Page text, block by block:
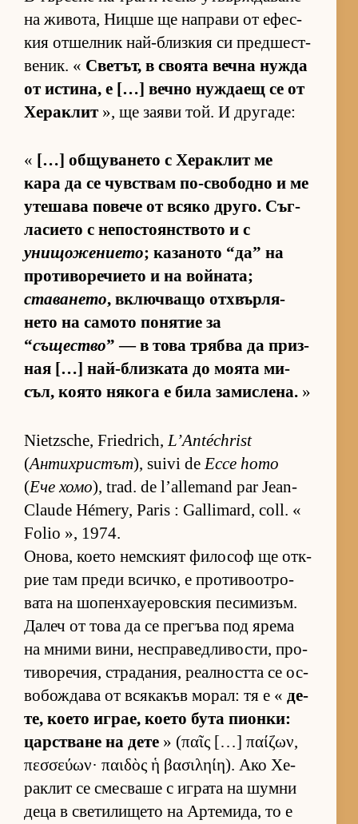
на жи­во­та, Ницше ще нап­рави от ефес­
кия от­шел­ник най-близ­кия си пред­шес­т­
ве­ник. « Све­тът, в сво­ята вечна нужда
от ис­ти­на, е […] вечно нуж­даещ се от
Хе­рак­лит », ще за­яви той. И дру­га­де:
« […] об­щу­ва­нето с Хе­рак­лит ме
кара да се чув­с­т­вам по-сво­бодно и ме
уте­шава по­вече от всяко дру­го. Съг­
ла­си­ето с не­пос­то­ян­с­т­вото и с
унищожението; ка­за­ното “да” на
про­ти­во­ре­чи­ето и на вой­на­та;
ставането, включ­ващо от­х­вър­ля­
нето на са­мото по­ня­тие за
“същество” — в това трябва да приз­
ная […] най-близ­ката до мо­ята ми­
съл, ко­ято ня­кога е била за­мис­ле­на. »
Nietzsche, Friedrich,L’Antéchrist
(Антихристът), suivi deEcce homo
(Ече хомо), trad. de l’allemand par Jean-
Claude Hémery, Paris : Gallimard, coll. «
Folio », 1974.
Оно­ва, ко­ето нем­с­кият фи­ло­соф ще от­к­
рие там преди всич­ко, е про­ти­во­от­ро­
вата на шо­пен­ха­уе­ров­с­кия пе­си­ми­зъм.
Да­леч от това да се пре­гъва под ярема
на мними ви­ни, нес­п­ра­вед­ли­вос­ти, про­
ти­во­ре­чия, стра­да­ния, ре­ал­ността се ос­
во­бож­дава от вся­ка­къв мо­рал: тя е « де­
те, ко­ето иг­рае, ко­ето бута пи­он­ки:
цар­с­т­ване на дете » (παῖς […] παίζων,
πεσσεύων· παιδὸς ἡ βασιληίη). Ако Хе­
рак­лит се смес­ваше с иг­рата на шумни
деца в све­ти­ли­щето на Ар­те­ми­да, то е